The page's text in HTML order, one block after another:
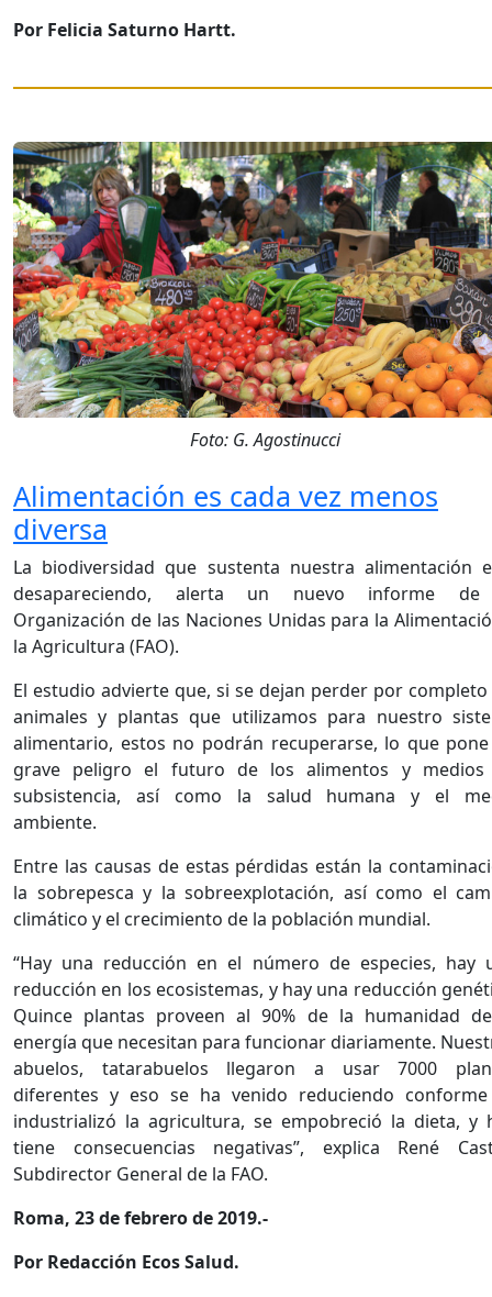
Por Felicia Saturno Hartt.
Foto: G. Agostinucci
Alimentación es cada vez menos
diversa
La biodiversidad que sustenta nuestra alimentación
desapareciendo, alerta un nuevo informe
Organización de las Naciones Unidas para la
la Agricultura (FAO).
El estudio advierte que, si se dejan perder por completo
animales y plantas que utilizamos para nuestro
alimentario, estos no podrán recuperarse, lo que
grave peligro el futuro de los alimentos y medios
subsistencia, así como la salud humana y el
ambiente.
Entre las causas de estas pérdidas están la
la sobrepesca y la sobreexplotación, así como el
climático y el crecimiento de la población mundial.
“Hay una reducción en el número de especies, hay
reducción en los ecosistemas, y hay una reducción
Quince plantas proveen al 90% de la humanidad
energía que necesitan para funcionar diariamente.
abuelos, tatarabuelos llegaron a usar 7000
diferentes y eso se ha venido reduciendo
industrializó la agricultura, se empobreció la dieta, y
tiene consecuencias negativas”, explica René
Subdirector General de la FAO.
Roma, 23 de febrero de 2019.-
Por Redacción Ecos Salud.